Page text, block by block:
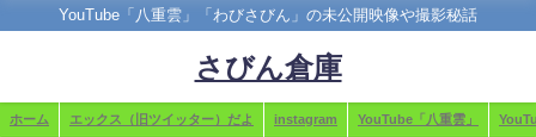
YouTube「八重雲」「わびさびん」の未公開映像や撮影秘話
さびん倉庫
ホーム エックス（旧ツイッター）だよ instagram YouTube「八重雲」